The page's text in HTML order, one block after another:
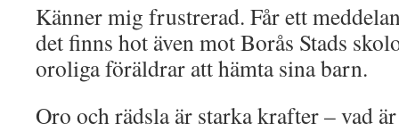
Känner mig frustrerad. Får ett
det finns hot även mot Borås Stads
oroliga föräldrar att hämta sina barn.
Oro och rädsla är starka krafter – vad